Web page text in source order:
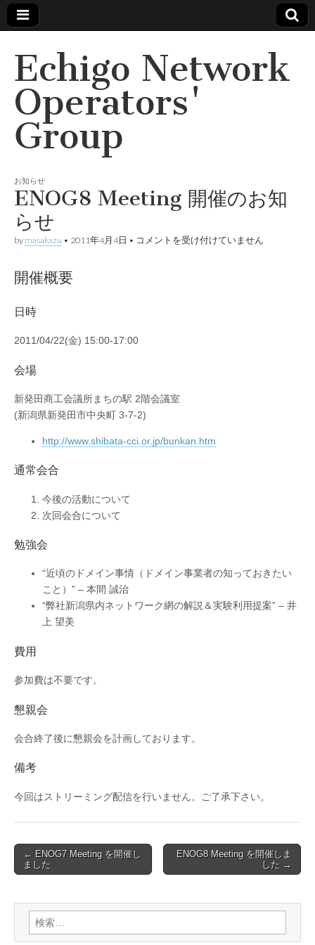
Echigo Network
Operators'
Group
お知らせ
ENOG8 Meeting 開催のお知
らせ
by masakazu • 2011年4月4日 • ENOG8
は
コメントを受け付けていません
開催概要
日時
2011/04/22(金) 15:00-17:00
会場
新発田商工会議所まちの駅 2階会議室
(新潟県新発田市中央町 3-7-2)
http://www.shibata-cci.or.jp/bunkan.htm
通常会合
今後の活動について
次回会合について
勉強会
“近頃のドメイン事情（ドメイン事業者の知っておきたい
こと）” – 本間 誠治
“弊社新潟県内ネットワーク網の解説＆実験利用提案” – 井
上 望美
費用
参加費は不要です。
懇親会
会合終了後に懇親会を計画しております。
備考
今回はストリーミング配信を行いません。ご了承下さい。
Post
navigation
← ENOG7 Meeting を開催し
ました
ENOG8 Meeting を開催しま
した →
検
索: